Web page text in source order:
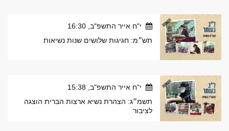
י"ח אייר התשפ"ב, 16:30
תש״מ: חגיגות שלושים שנות נשיאות
י"ח אייר התשפ"ב, 15:38
תשמ״ג: הצהרת נשיא ארצות הברית הוצגה
לציבור